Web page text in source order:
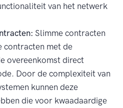
van het netwerk
Slimme contracten
contracten met de
overeenkomst direct
Door de complexiteit van
kunnen deze
die voor kwaadaardige